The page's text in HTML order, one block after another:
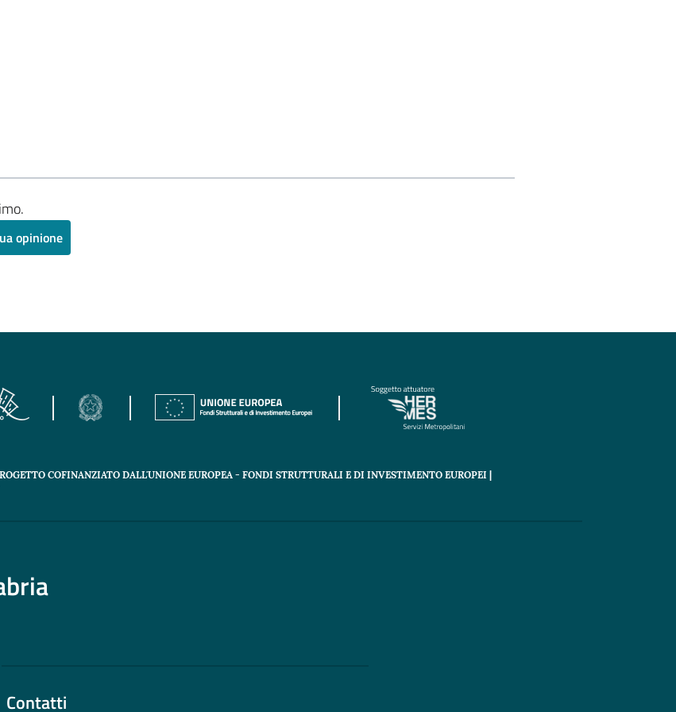
opinione
COFINANZIATO DALL'UNIONE EUROPEA - FONDI STRUTTURALI E DI INVESTIMENTO EUROPEI |
Contatti